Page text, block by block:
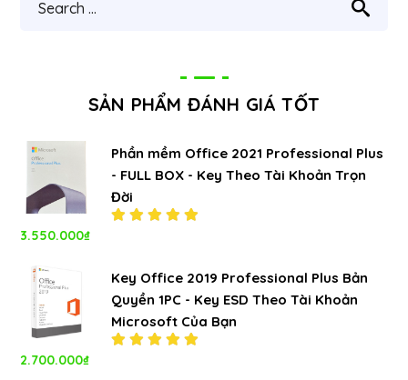
SẢN PHẨM ĐÁNH GIÁ TỐT
Phần mềm Office 2021 Professional Plus
- FULL BOX - Key Theo Tài Khoản Trọn
Đời
sao
3.550.000₫
Key Office 2019 Professional Plus Bản
Quyền 1PC - Key ESD Theo Tài Khoản
Microsoft Của Bạn
2.700.000₫